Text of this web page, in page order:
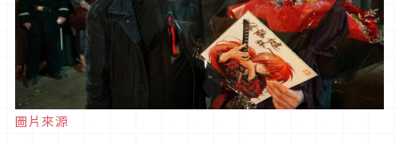
圖片來源